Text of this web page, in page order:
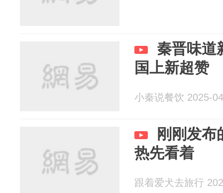
秦晋味道
国上新超赞
小秦说餐饮 2025-
刚刚发布
热先看着
跟着爱犬去旅行